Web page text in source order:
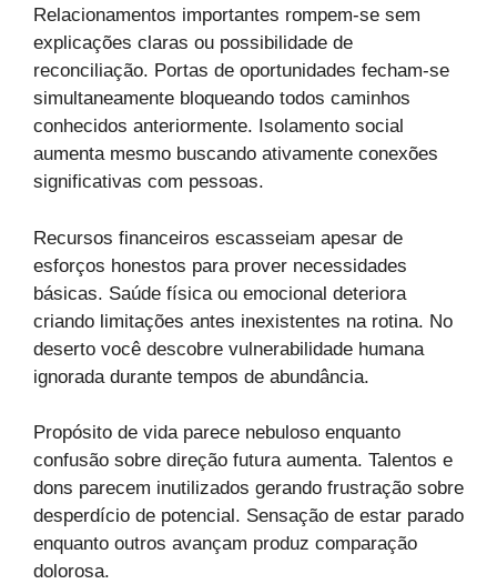
Relacionamentos importantes rompem-se sem
explicações claras ou possibilidade de
reconciliação. Portas de oportunidades fecham-se
simultaneamente bloqueando todos caminhos
conhecidos anteriormente. Isolamento social
aumenta mesmo buscando ativamente conexões
significativas com pessoas.
Recursos financeiros escasseiam apesar de
esforços honestos para prover necessidades
básicas. Saúde física ou emocional deteriora
criando limitações antes inexistentes na rotina. No
deserto você descobre vulnerabilidade humana
ignorada durante tempos de abundância.
Propósito de vida parece nebuloso enquanto
confusão sobre direção futura aumenta. Talentos e
dons parecem inutilizados gerando frustração sobre
desperdício de potencial. Sensação de estar parado
enquanto outros avançam produz comparação
dolorosa.